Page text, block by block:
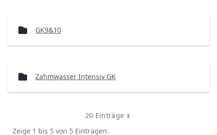
GK9&10
Zahmwasser Intensiv GK
20 Einträge
Zeige 1 bis 5 von 5 Einträgen.